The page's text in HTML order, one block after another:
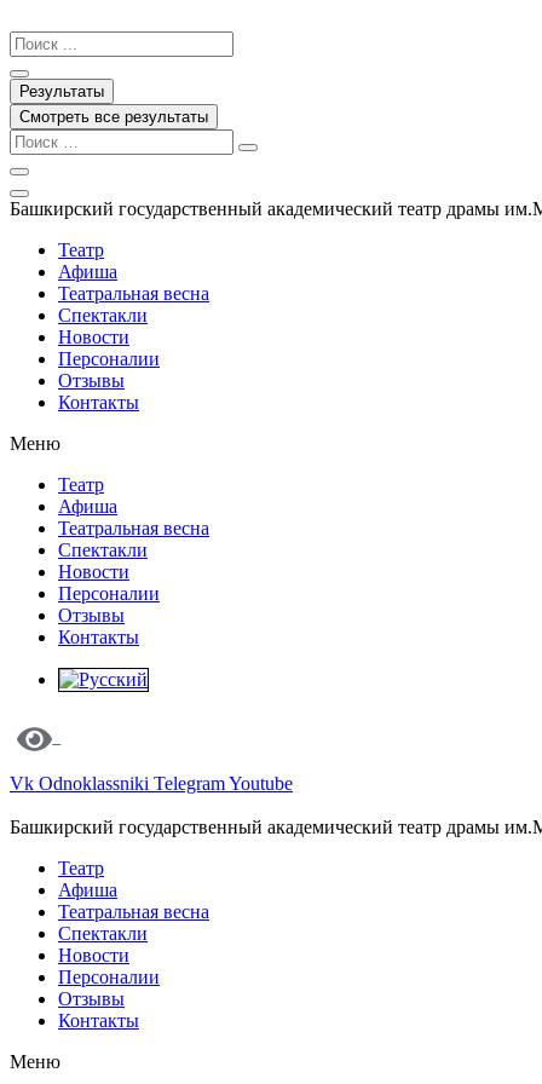
к
содержимому
Search
...
Результаты
Смотреть все результаты
Башкирский государственный академический театр драмы
Театр
Афиша
Театральная весна
Спектакли
Новости
Персоналии
Отзывы
Контакты
Меню
Театр
Афиша
Театральная весна
Спектакли
Новости
Персоналии
Отзывы
Контакты
Vk Odnoklassniki TelegramYoutube
Башкирский государственный академический театр драмы
Театр
Афиша
Театральная весна
Спектакли
Новости
Персоналии
Отзывы
Контакты
Меню